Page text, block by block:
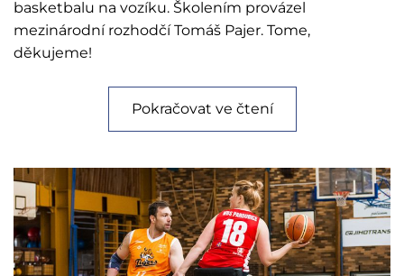
basketbalu na vozíku. Školením provázel
mezinárodní rozhodčí Tomáš Pajer. Tome,
děkujeme!
Pokračovat ve čtení